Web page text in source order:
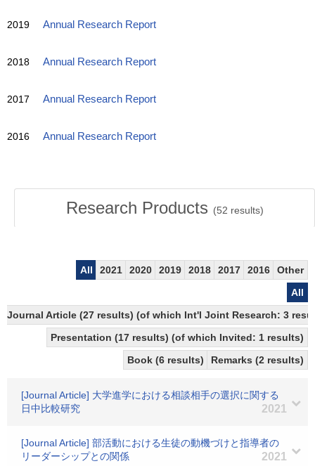
2019 Annual Research Report
2018 Annual Research Report
2017 Annual Research Report
2016 Annual Research Report
Research Products (52 results)
All 2021 2020 2019 2018 2017 2016
Other
All
Journal Article (27 results) (of which Int'l Joint Research: 3
Presentation (17 results) (of which Invited: 1 results)
Book (6 results)
Remarks (2 results)
[Journal Article] 大学進学における相談相手の選択に関する
日中比較研究
2021
[Journal Article] 部活動における生徒の動機づけと指導者の
リーダーシップとの関係
2021